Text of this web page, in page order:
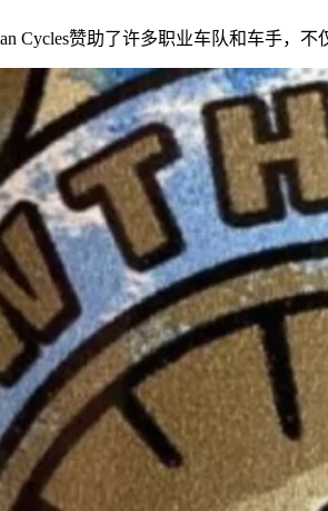
赞助了许多职业车队和车手，